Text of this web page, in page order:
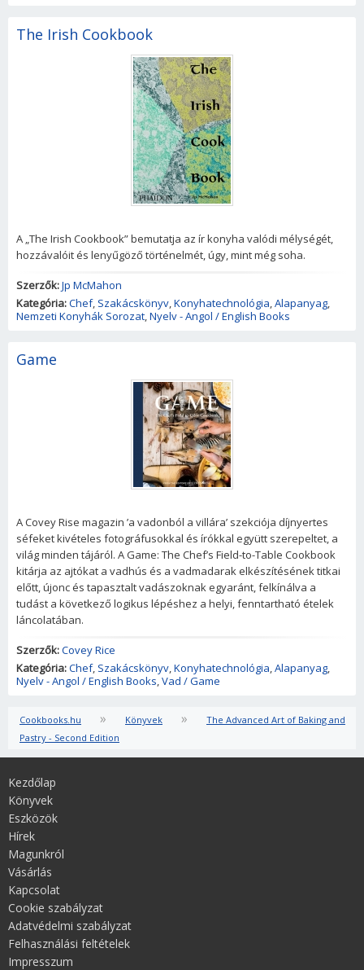
The Irish Cookbook
A „The Irish Cookbook” bemutatja az ír konyha valódi mélységét,
hozzávalóit és lenyűgöző történelmét, úgy, mint még soha.
Szerzők:Jp McMahon
Kategória:Chef, Szakácskönyv,Konyhatechnológia,Alapanyag,
Nemzeti Konyhák Sorozat,Nyelv - Angol / English Books
Game
A Covey Rise magazin ’a vadonból a villára’ szekciója díjnyertes
séfeket kivételes fotográfusokkal és írókkal együtt szerepeltet, a
világ minden tájáról. A Game: The Chef’s Field-to-Table Cookbook
kitárja az ajtókat a vadhús és a vadmadarak elkészítésének titkai
előtt, újonc és tapasztalt vadászoknak egyaránt, felkínálva a
tudást a következő logikus lépéshez a helyi, fenntartható ételek
láncolatában.
Szerzők:Covey Rice
Kategória:Chef, Szakácskönyv,Konyhatechnológia,Alapanyag,
Nyelv - Angol / English Books,Vad / Game
Cookbooks.hu » Könyvek »
The Advanced Art of Baking and
Pastry - Second Edition
Kezdőlap
Könyvek
Eszközök
Hírek
Magunkról
Vásárlás
Kapcsolat
Cookie szabályzat
Adatvédelmi szabályzat
Felhasználási feltételek
Impresszum